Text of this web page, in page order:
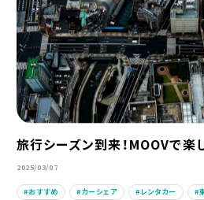
旅行シーズン到来！MOOVで楽
2025/03/07
おすすめ カーシェア レンタカー